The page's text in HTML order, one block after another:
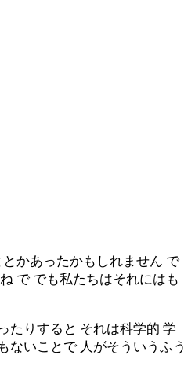
かあったかもしれません で
で でも私たちはそれにはも
たりすると それは科学的 学
ないことで 人がそういうふう